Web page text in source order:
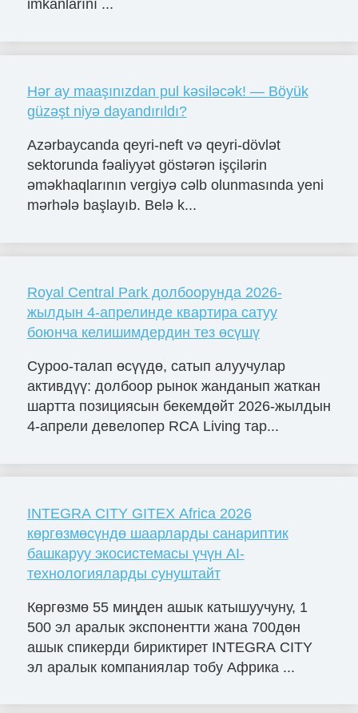
imkanlarını ...
Hər ay maaşınızdan pul kəsiləcək! — Böyük
güzəşt niyə dayandırıldı?
Azərbaycanda qeyri-neft və qeyri-dövlət
sektorunda fəaliyyət göstərən işçilərin
əməkhaqlarının vergiyə cəlb olunmasında yeni
mərhələ başlayıb. Belə k...
Royal Central Park долбоорунда 2026-
жылдын 4-апрелинде квартира сатуу
боюнча келишимдердин тез өсүшү
Суроо-талап өсүүдө, сатып алуучулар
активдүү: долбоор рынок жанданып жаткан
шартта позициясын бекемдөйт 2026-жылдын
4-апрели девелопер RCA Living тар...
INTEGRA CITY GITEX Africa 2026
көргөзмөсүндө шаарларды санариптик
башкаруу экосистемасы үчүн AI-
технологияларды сунуштайт
Көргөзмө 55 миңден ашык катышуучуну, 1
500 эл аралык экспонентти жана 700дөн
ашык спикерди бириктирет INTEGRA CITY
эл аралык компаниялар тобу Африка ...